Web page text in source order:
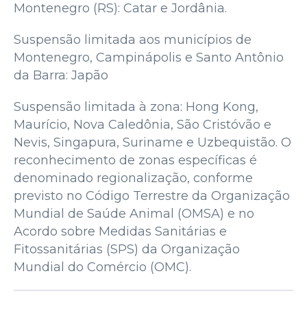
Montenegro (RS): Catar e Jordânia.
Suspensão limitada aos municípios de
Montenegro, Campinápolis e Santo Antônio
da Barra: Japão
Suspensão limitada à zona: Hong Kong,
Maurício, Nova Caledônia, São Cristóvão e
Nevis, Singapura, Suriname e Uzbequistão. O
reconhecimento de zonas específicas é
denominado regionalização, conforme
previsto no Código Terrestre da Organização
Mundial de Saúde Animal (OMSA) e no
Acordo sobre Medidas Sanitárias e
Fitossanitárias (SPS) da Organização
Mundial do Comércio (OMC).